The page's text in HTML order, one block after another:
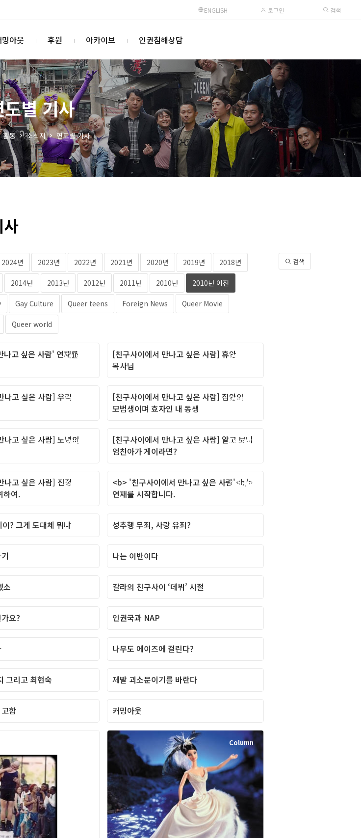
ENGLISH 로그인 검색
밍아웃 후원 아카이브 인권침해상담
별 기사
활동 소식지 연도별 기사
2024년 2023년 2022년 2021년 2020년 2019년 2018년
2014년 2013년 2012년 2011년 2010년 2010년 이전
Gay Culture Queer teens Foreign News Queer Movie
Queer world
검색
Column
나고 싶은 사람' 연재를
Column
[친구사이에서 만나고 싶은 사람] 휴안
목사님
Column
나고 싶은 사람] 우리
Column
[친구사이에서 만나고 싶은 사람] 집안의
모범생이며 효자인 내 동생
Column
나고 싶은 사람] 노년의
Column
[친구사이에서 만나고 싶은 사람] 알고 보니
엄친아가 게이라면?
Column
나고 싶은 사람] 진정
하여.
Column
<b> '친구사이에서 만나고 싶은 사람'<b/>
연재를 시작합니다.
Column
? 그게 도대체 뭐냐 성추행 무죄, 사랑 유죄?
나는 이반이다
소 갈라의 친구사이 ‘데뷔’ 시절
요? 인권국과 NAP
나무도 에이즈에 걸린다?
그리고 최현숙 제발 괴소문이기를 바란다
함 커밍아웃
Column